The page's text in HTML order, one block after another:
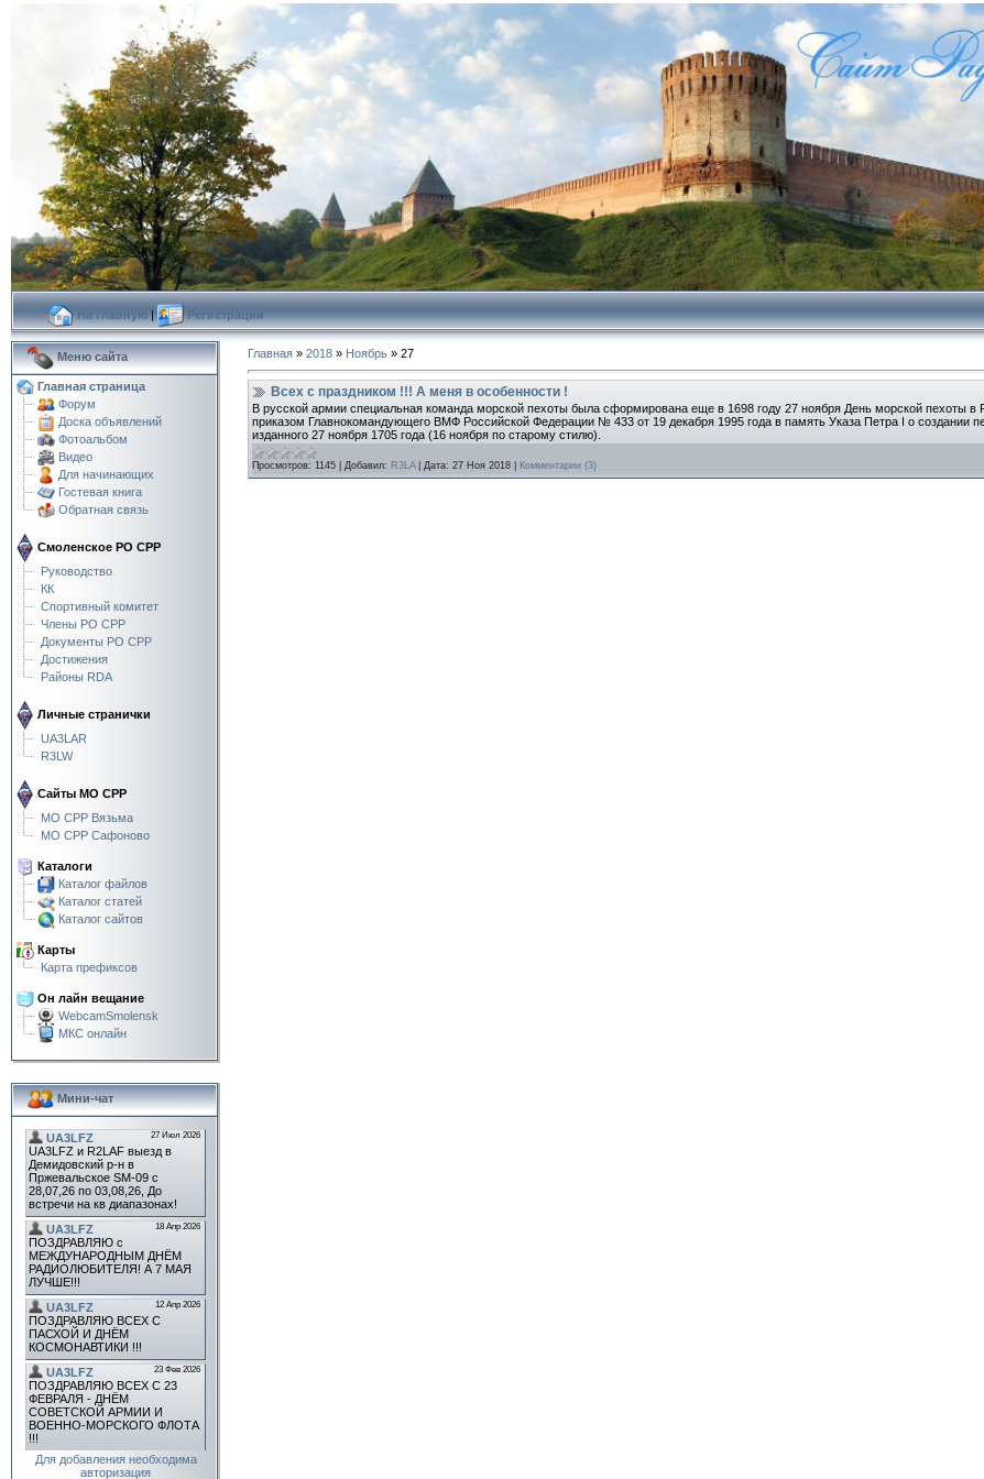
На главную| Регистрация
Меню сайта
Главная страница
Форум
Доска объявлений
Фотоальбом
Видео
Для начинающих
Гостевая книга
Обратная связь
Смоленское РО СРР
Руководство
КК
Спортивный комитет
Члены РО СРР
Документы РО СРР
Достижения
Районы RDA
Личные странички
UA3LAR
R3LW
Сайты МО СРР
МО СРР Вязьма
МО СРР Сафоново
Каталоги
Каталог файлов
Каталог статей
Каталог сайтов
Карты
Карта префиксов
Он лайн вещание
WebcamSmolensk
МКС онлайн
Мини-чат
Для добавления необходима
авторизация
Главная » 2018 » Ноябрь » 27
Всех с праздником !!! А меня в особенности !
В русской армии специальная команда морской пехоты была сформирована еще в 1698 году 27 ноября День морской пехоты в
приказом Главнокомандующего ВМФ Российской Федерации № 433 от 19 декабря 1995 года в память Указа Петра I о создании
изданного 27 ноября 1705 года (16 ноября по старому стилю).
Просмотров: 1145 Добавил: R3LA Дата: 27 Ноя 2018 Комментарии (3)